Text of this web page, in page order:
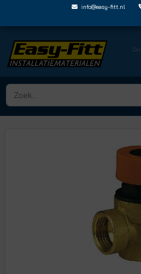
info@easy-fitt.nl
HOME › OVERSTORTVENTIELEN ›